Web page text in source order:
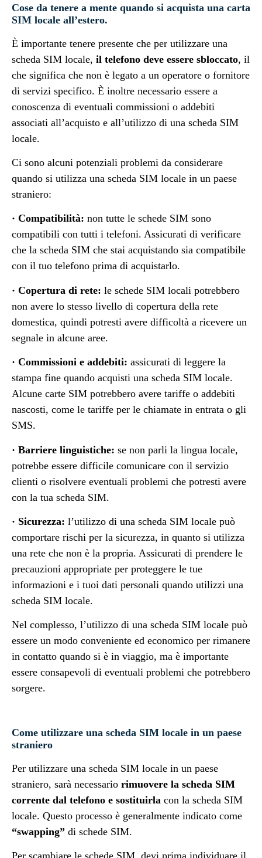
Cose da tenere a mente quando si acquista una carta
SIM locale all’estero.
È importante tenere presente che per utilizzare una
scheda SIM locale, il telefono deve essere sbloccato, il
che significa che non è legato a un operatore o fornitore
di servizi specifico. È inoltre necessario essere a
conoscenza di eventuali commissioni o addebiti
associati all’acquisto e all’utilizzo di una scheda SIM
locale.
Ci sono alcuni potenziali problemi da considerare
quando si utilizza una scheda SIM locale in un paese
straniero:
· Compatibilità: non tutte le schede SIM sono
compatibili con tutti i telefoni. Assicurati di verificare
che la scheda SIM che stai acquistando sia compatibile
con il tuo telefono prima di acquistarlo.
· Copertura di rete: le schede SIM locali potrebbero
non avere lo stesso livello di copertura della rete
domestica, quindi potresti avere difficoltà a ricevere un
segnale in alcune aree.
· Commissioni e addebiti: assicurati di leggere la
stampa fine quando acquisti una scheda SIM locale.
Alcune carte SIM potrebbero avere tariffe o addebiti
nascosti, come le tariffe per le chiamate in entrata o gli
SMS.
· Barriere linguistiche: se non parli la lingua locale,
potrebbe essere difficile comunicare con il servizio
clienti o risolvere eventuali problemi che potresti avere
con la tua scheda SIM.
· Sicurezza: l’utilizzo di una scheda SIM locale può
comportare rischi per la sicurezza, in quanto si utilizza
una rete che non è la propria. Assicurati di prendere le
precauzioni appropriate per proteggere le tue
informazioni e i tuoi dati personali quando utilizzi una
scheda SIM locale.
Nel complesso, l’utilizzo di una scheda SIM locale può
essere un modo conveniente ed economico per rimanere
in contatto quando si è in viaggio, ma è importante
essere consapevoli di eventuali problemi che potrebbero
sorgere.
Come utilizzare una scheda SIM locale in un paese
straniero
Per utilizzare una scheda SIM locale in un paese
straniero, sarà necessario rimuovere la scheda SIM
corrente dal telefono e sostituirla con la scheda SIM
locale. Questo processo è generalmente indicato come
“swapping” di schede SIM.